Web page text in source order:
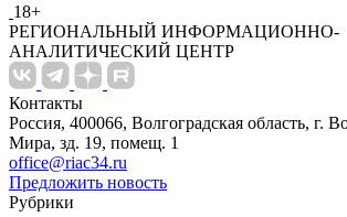
18+
РЕГИОНАЛЬНЫЙ ИНФОРМАЦИОННО-
АНАЛИТИЧЕСКИЙ ЦЕНТР
Контакты
Россия, 400066, Волгоградская область, г.
Мира, зд. 19, помещ. 1
office@riac34.ru
Предложить новость
Рубрики